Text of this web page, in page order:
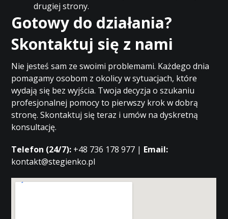
drugiej strony.
Gotowy do działania?
Skontaktuj się z nami
Nie jesteś sam ze swoimi problemami. Każdego dnia
pomagamy osobom z okolicy w sytuacjach, które
wydają się bez wyjścia. Twoja decyzja o szukaniu
profesjonalnej pomocy to pierwszy krok w dobrą
stronę. Skontaktuj się teraz i umów na dyskretną
konsultację.
Telefon (24/7): +48 736 178 977 | Email:
kontakt@stegienko.pl